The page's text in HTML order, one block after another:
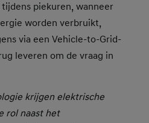
piekuren, wanneer
worden verbruikt,
via een Vehicle-to-Grid-
leveren om de vraag in
krijgen elektrische
rol naast het